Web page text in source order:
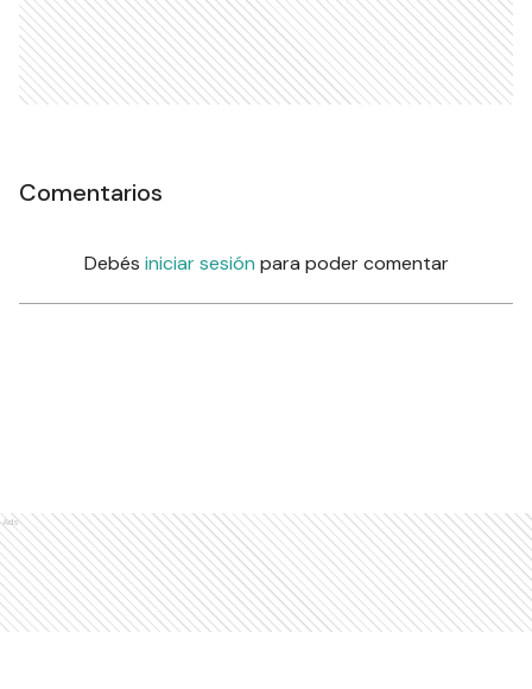
Comentarios
Debés iniciar sesión para poder comentar
Ads